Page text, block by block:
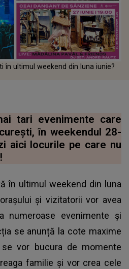
în ultimul weekend din luna iunie?
tari evenimente care
în weekendul 28-
aici locurile pe care nu
în ultimul weekend din luna
și vizitatorii vor avea
numeroase evenimente și
se anunță la cote maxime
vor bucura de momente
familie și vor crea cele